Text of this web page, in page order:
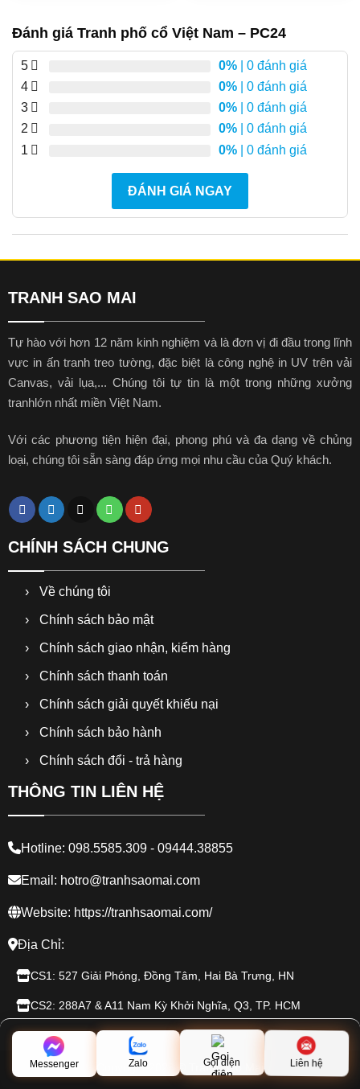
Đánh giá Tranh phố cổ Việt Nam – PC24
5 0% | 0 đánh giá
4
0% | 0 đánh giá
3
0% | 0 đánh giá
2
0% | 0 đánh giá
1
0% | 0 đánh giá
ĐÁNH GIÁ NGAY
TRANH SAO MAI
Tự hào với hơn 12 năm kinh nghiệm và là đơn vị đi đầu trong lĩnh
vực in ấn tranh treo tường, đặc biệt là công nghệ in UV trên vải
Canvas, vải lụa,... Chúng tôi tự tin là một trong những xưởng
tranhlớn nhất miền Việt Nam.
Với các phương tiện hiện đại, phong phú và đa dạng về chủng
loại, chúng tôi sẵn sàng đáp ứng mọi nhu cầu của Quý khách.
CHÍNH SÁCH CHUNG
Về chúng tôi
Chính sách bảo mật
Chính sách giao nhận, kiểm hàng
Chính sách thanh toán
Chính sách giải quyết khiếu nại
Chính sách bảo hành
Chính sách đổi - trả hàng
THÔNG TIN LIÊN HỆ
Hotline: 098.5585.309 - 09444.38855
Email: hotro@tranhsaomai.com
Website: https://tranhsaomai.com/
Địa Chỉ:
CS1: 527 Giải Phóng, Đồng Tâm, Hai Bà Trưng, HN
CS2: 288A7 & A11 Nam Kỳ Khởi Nghĩa, Q3, TP. HCM
Copyright 2026 © Tranh Sao Mai
Messenger Zalo Gọi điện Liên hệ